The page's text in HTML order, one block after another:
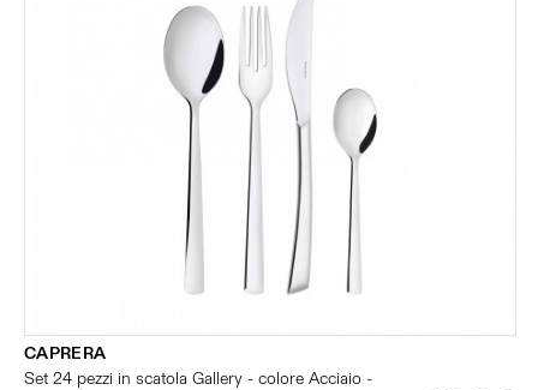
CAPRERA
Set 24 pezzi in scatola Gallery - colore Acciaio -